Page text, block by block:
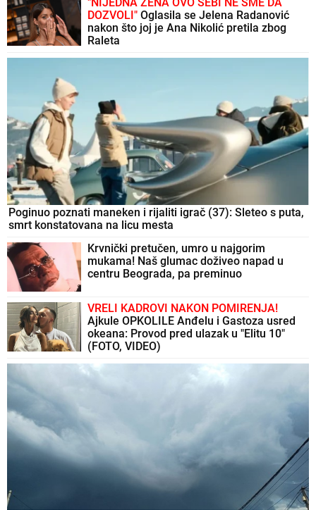
DOZVOLI" Oglasila se Jelena Radanović
nakon što joj je Ana Nikolić pretila zbog
Raleta
Poginuo poznati maneken i rijaliti igrač (37): Sleteo s puta,
smrt konstatovana na licu mesta
Krvnički pretučen, umro u najgorim
mukama! Naš glumac doživeo napad u
centru Beograda, pa preminuo
VRELI KADROVI NAKON POMIRENJA!
Ajkule OPKOLILE Anđelu i Gastoza usred
okeana: Provod pred ulazak u "Elitu 10"
(FOTO, VIDEO)